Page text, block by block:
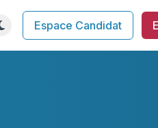
Espace Candidat